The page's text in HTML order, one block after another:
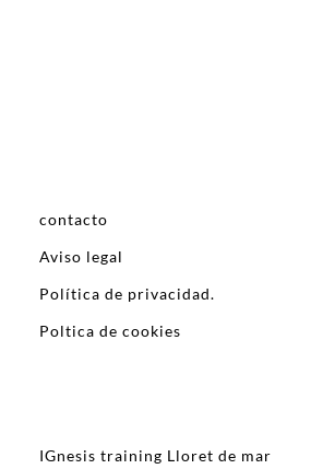
contacto
Aviso legal
Política de privacidad.
Poltica de cookies
IGnesis training Lloret de mar